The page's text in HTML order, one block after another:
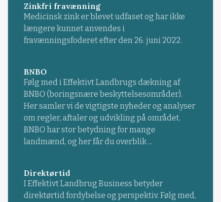
Zinkfri fravænning
Medicinsk zink er blevet udfaset og har ikke
længere kunnet anvendes i
fravænningsfoderet efter den 26. juni 2022.
BNBO
Følg med i Effektivt Landbrugs dækning af
BNBO (boringsnære beskyttelsesområder).
Her samler vi de vigtigste nyheder og analyser
om regler, aftaler og udvikling på området.
BNBO har stor betydning for mange
landmænd, og her får du overblik ...
Direktørtid
I Effektivt Landbrug Business betyder
direktørtid fordybelse og perspektiv. Følg med,